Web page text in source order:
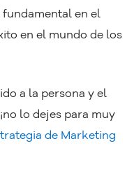
fundamental en el
en el mundo de los
a la persona y el
lo dejes para muy
de Marketing